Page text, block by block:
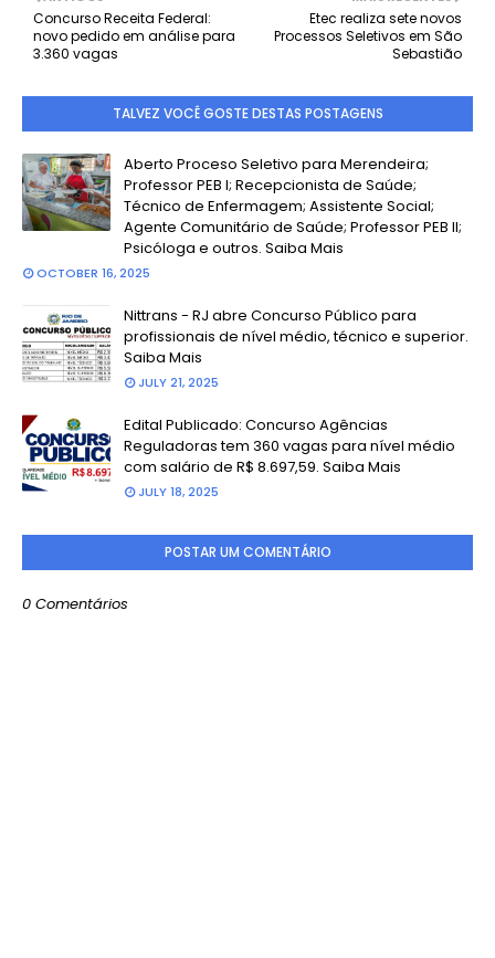
Etec realiza sete novos
Processos Seletivos em São
Sebastião
Concurso Receita Federal:
novo pedido em análise para
3.360 vagas
TALVEZ VOCÊ GOSTE DESTAS POSTAGENS
Aberto Proceso Seletivo para Merendeira;
Professor PEB I; Recepcionista de Saúde;
Técnico de Enfermagem; Assistente Social;
Agente Comunitário de Saúde; Professor PEB II;
Psicóloga e outros. Saiba Mais
OCTOBER 16, 2025
Nittrans - RJ abre Concurso Público para
profissionais de nível médio, técnico e superior.
Saiba Mais
JULY 21, 2025
Edital Publicado: Concurso Agências
Reguladoras tem 360 vagas para nível médio
com salário de R$ 8.697,59. Saiba Mais
JULY 18, 2025
POSTAR UM COMENTÁRIO
0 Comentários